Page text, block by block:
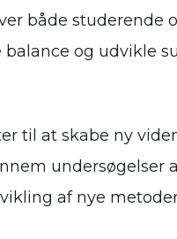
både studerende
og udvikle
til at skabe ny
undersøgelser
af nye